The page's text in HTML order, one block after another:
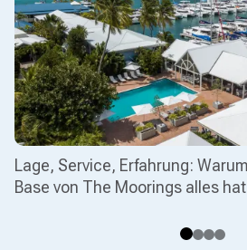
Lage, Service, Erfahrung:
Base von The Moorings alles hat